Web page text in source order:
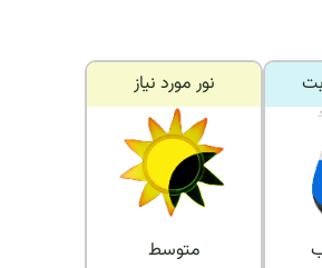
نور مورد نياز
متوسط